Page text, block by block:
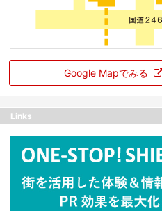
Google Mapでみる
Links